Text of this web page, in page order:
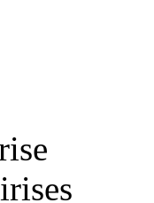
e
es